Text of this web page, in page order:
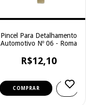
Pincel Para Detalhamento
Automotivo Nº 06 - Roma
R$12,10